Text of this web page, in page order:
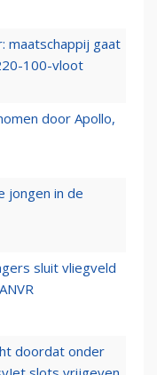
maatschappij gaat
100-vloot
door Apollo,
jongen in de
sluit vliegveld
doordat onder